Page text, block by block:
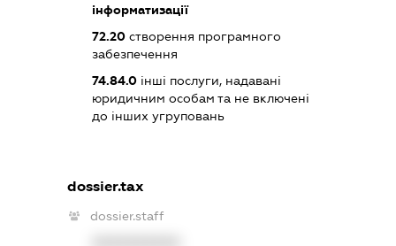
інформатизації
72.20 створення програмного
забезпечення
74.84.0 інші послуги, надавані
юридичним особам та не включені
до інших угруповань
dossier.tax
dossier.staff